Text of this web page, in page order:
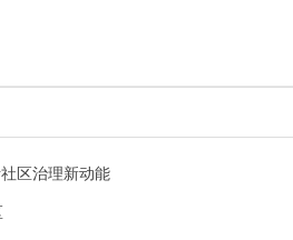
区治理新动能